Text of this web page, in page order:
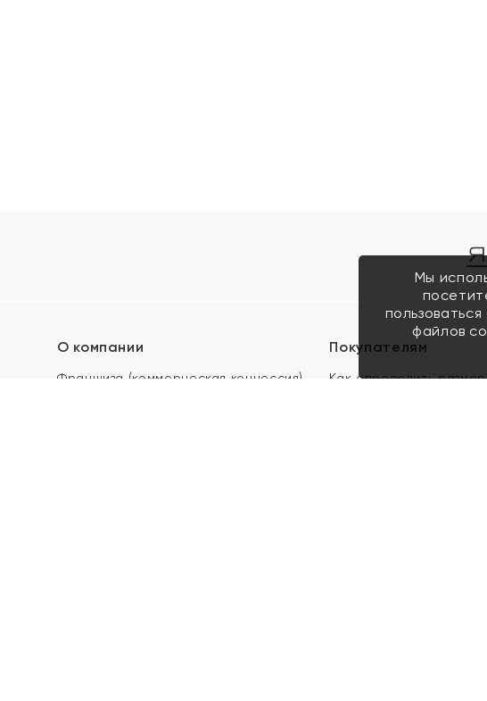
О компании
Франшиза (коммерческая концессия)
Покупателям
Как определить
Мы
файлов